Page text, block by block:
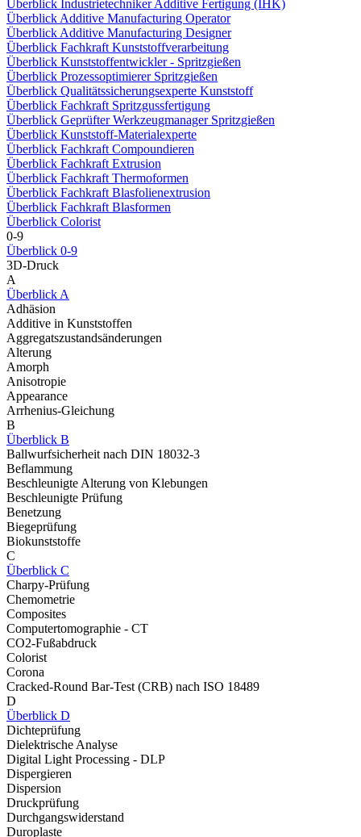
Überblick Industrietechniker Additive Fertigung (IHK)
Überblick Additive Manufacturing Operator
Überblick Additive Manufacturing Designer
Überblick Fachkraft Kunststoffverarbeitung
Überblick Kunststoffentwickler - Spritzgießen
Überblick Prozessoptimierer Spritzgießen
Überblick Qualitätssicherungsexperte Kunststoff
Überblick Fachkraft Spritzgussfertigung
Überblick Geprüfter Werkzeugmanager Spritzgießen
Überblick Kunststoff-Materialexperte
Überblick Fachkraft Compoundieren
Überblick Fachkraft Extrusion
Überblick Fachkraft Thermoformen
Überblick Fachkraft Blasfolienextrusion
Überblick Fachkraft Blasformen
Überblick Colorist
0-9
Überblick 0-9
3D-Druck
A
Überblick A
Adhäsion
Additive in Kunststoffen
Aggregatszustandsänderungen
Alterung
Amorph
Anisotropie
Appearance
Arrhenius-Gleichung
B
Überblick B
Ballwurfsicherheit nach DIN 18032-3
Beflammung
Beschleunigte Alterung von Klebungen
Beschleunigte Prüfung
Benetzung
Biegeprüfung
Biokunststoffe
C
Überblick C
Charpy-Prüfung
Chemometrie
Composites
Computertomographie - CT
CO2-Fußabdruck
Colorist
Corona
Cracked-Round Bar-Test (CRB) nach ISO 18489
D
Überblick D
Dichteprüfung
Dielektrische Analyse
Digital Light Processing - DLP
Dispergieren
Dispersion
Druckprüfung
Durchgangswiderstand
Duroplaste